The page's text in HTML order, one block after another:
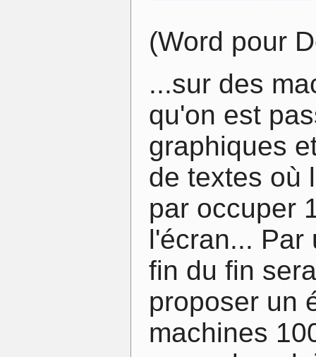
(Word pour
...sur des
qu'on est
graphiques
de textes où
par occuper
l'écran... Par
fin du fin
proposer un
machines